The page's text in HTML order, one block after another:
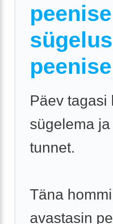
Päev tagasi
sügelema
tunnet.
Täna
avastasin